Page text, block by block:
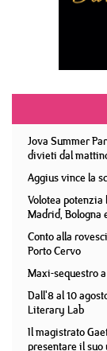
Jova Summer
divieti dal
Aggius vince la
Volotea
Madrid, Bologna
Conto alla
Porto Cervo
Maxi-sequestro
Dall'8 al 10
Literary Lab
Il magistrato
presentare il